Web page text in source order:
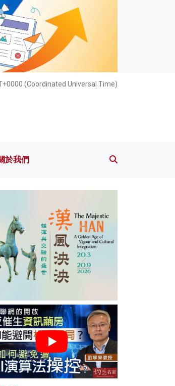
(Coordinated Universal Time)
關於我們
於我們